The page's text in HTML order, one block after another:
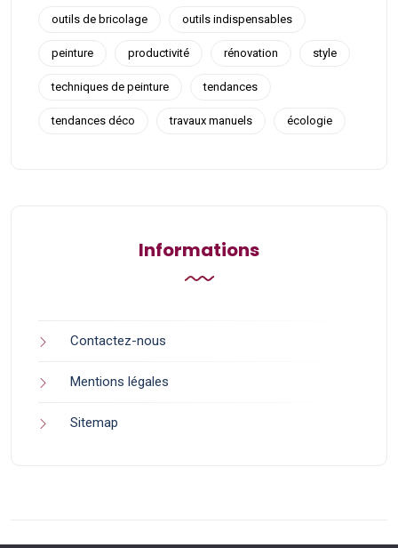
outils de bricolage outils indispensables
peinture productivité rénovation style
techniques de peinture tendances
tendances déco travaux manuels écologie
Informations
Contactez-nous
Mentions légales
Sitemap